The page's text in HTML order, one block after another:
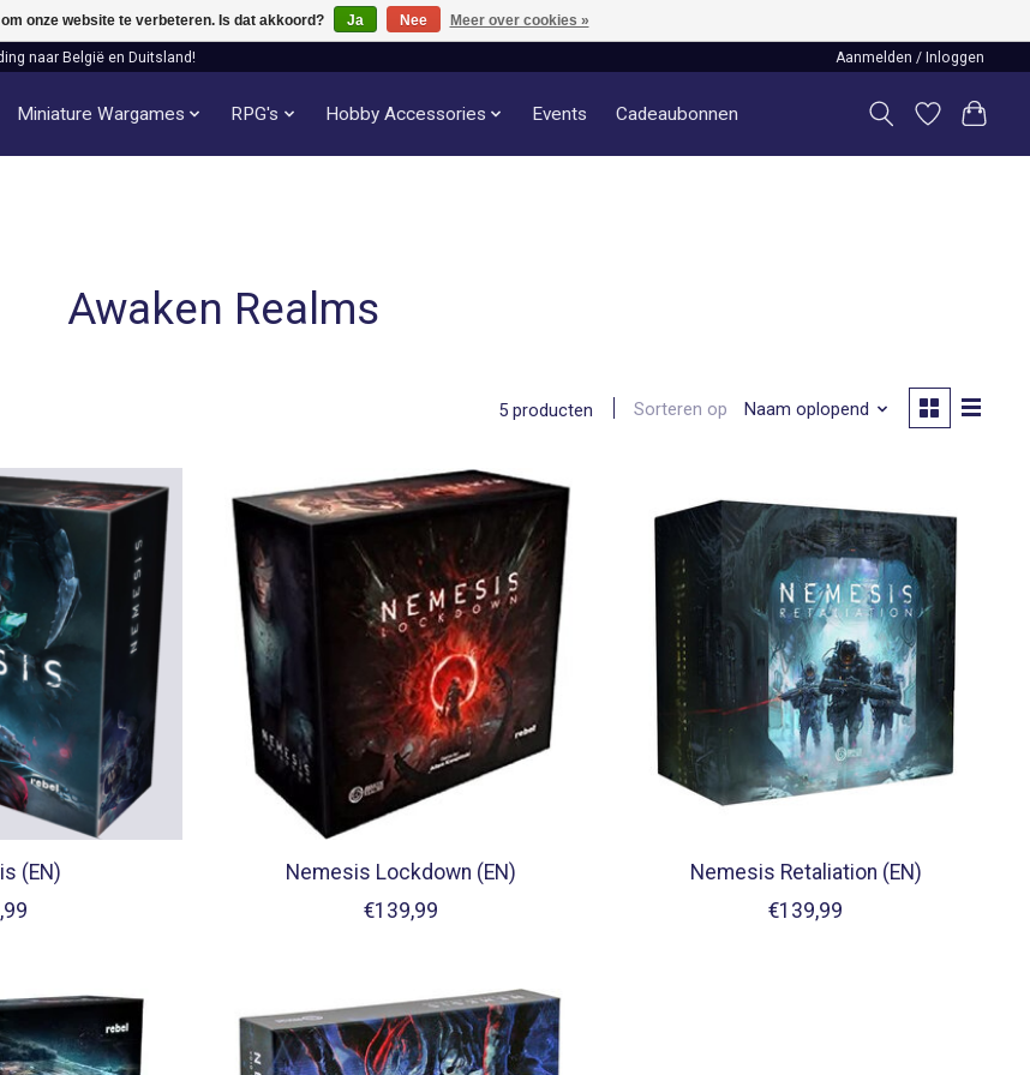
naar België en Duitsland! Aanmelden / Inloggen
Miniature Wargames RPG's Hobby Accessories Events Cadeaubonnen
Awaken Realms
5 producten Sorteren op Naam oplopend
(EN)
Nemesis Lockdown (EN)
€139,99
Nemesis Retaliation (EN)
€139,99
onze website te verbeteren. Is dat akkoord? Ja Nee Meer over cookies »